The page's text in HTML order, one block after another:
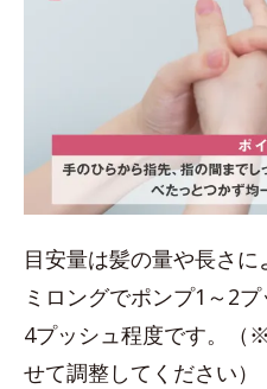
目安量は髪の量や長さ
ミロングでポンプ1～2
4プッシュ程度です。（
せて調整してください）